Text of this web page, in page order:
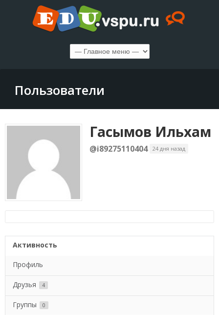
Пользователи
Гасымов Ильхам
@i89275110404 24 дня назад
Активность
Профиль
Друзья 4
Группы 0